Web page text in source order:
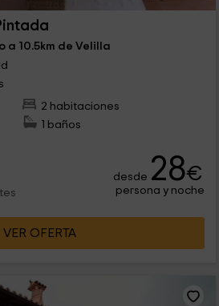
a 10.5km de Velilla
2 habitaciones
1 baños
desde 28€
persona y noche
VER OFERTA